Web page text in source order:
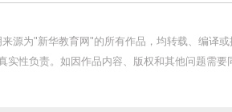
来源为"新华教育网"的所有作品，均转载、编译
实性负责。如因作品内容、版权和其他问题需